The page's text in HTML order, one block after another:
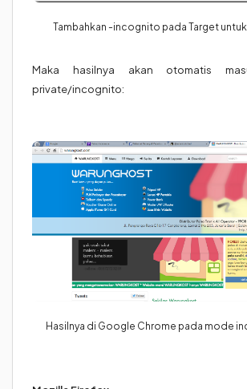
Tambahkan -incognito pada Target
Maka hasilnya akan otomatis
private/incognito:
Hasilnya di Google Chrome pada mode